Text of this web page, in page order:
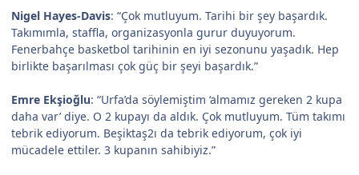
Nigel Hayes-Davis: “Çok mutluyum. Tarihi bir şey başardık.
Takımımla, staffla, organizasyonla gurur duyuyorum.
Fenerbahçe basketbol tarihinin en iyi sezonunu yaşadık. Hep
birlikte başarılması çok güç bir şeyi başardık.”
Emre Ekşioğlu: “Urfa’da söylemiştim ‘almamız gereken 2 kupa
daha var’ diye. O 2 kupayı da aldık. Çok mutluyum. Tüm takımı
tebrik ediyorum. Beşiktaş2ı da tebrik ediyorum, çok iyi
mücadele ettiler. 3 kupanın sahibiyiz.”